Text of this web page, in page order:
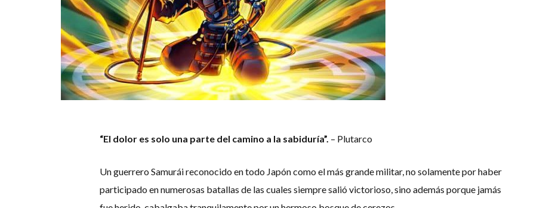
“El dolor es solo una parte del camino a la sabiduría”. – Plutarco
Un guerrero Samurái reconocido en todo Japón como el más grande militar, no solamente por haber
participado en numerosas batallas de las cuales siempre salió victorioso, sino además porque jamás